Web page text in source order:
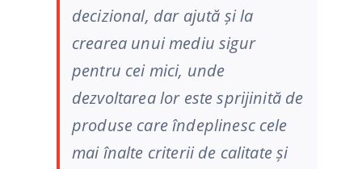
decizional, dar ajută și la
crearea unui mediu sigur
pentru cei mici, unde
dezvoltarea lor este sprijinită de
produse care îndeplinesc cele
mai înalte criterii de calitate și